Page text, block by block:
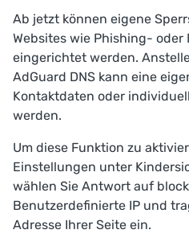
Ab jetzt können eigene
Websites wie Phishing-
eingerichtet werden.
AdGuard DNS kann eine
Kontaktdaten oder
werden.
Um diese Funktion zu
Einstellungen unter
wählen Sie Antwort auf
Benutzerdefinierte IP und
Adresse Ihrer Seite ein.